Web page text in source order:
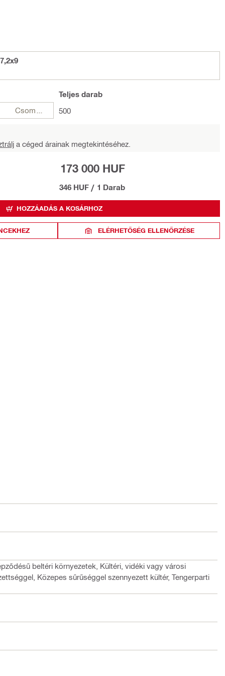
Teljes darab
500
a céged árainak megtekintéséhez.
173 000 HUF
346 HUF / 1 Darab
HOZZÁADÁS A KOSÁRHOZ
ELÉRHETŐSÉG ELLENŐRZÉSE
beltéri környezetek, Kültéri, vidéki vagy városi
Közepes sűrűséggel szennyezett kültér, Tengerparti